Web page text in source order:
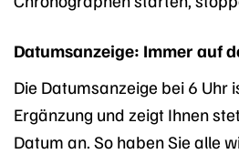
Datumsanzeige: Immer auf
Die Datumsanzeige bei 6 Uhr
Ergänzung und zeigt Ihnen
Datum an. So haben Sie alle